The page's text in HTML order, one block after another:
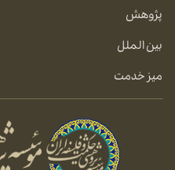
پژوهش
بین الملل
میز خدمت